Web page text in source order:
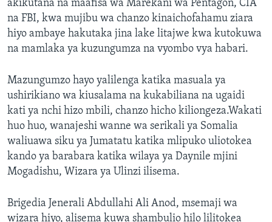
akikutana na maafisa wa Marekani wa Pentagon, CIA
na FBI, kwa mujibu wa chanzo kinaichofahamu ziara
hiyo ambaye hakutaka jina lake litajwe kwa kutokuwa
na mamlaka ya kuzungumza na vyombo vya habari.
Mazungumzo hayo yalilenga katika masuala ya
ushirikiano wa kiusalama na kukabiliana na ugaidi
kati ya nchi hizo mbili, chanzo hicho kiliongeza.Wakati
huo huo, wanajeshi wanne wa serikali ya Somalia
waliuawa siku ya Jumatatu katika mlipuko uliotokea
kando ya barabara katika wilaya ya Daynile mjini
Mogadishu, Wizara ya Ulinzi ilisema.
Brigedia Jenerali Abdullahi Ali Anod, msemaji wa
wizara hiyo, alisema kuwa shambulio hilo lilitokea